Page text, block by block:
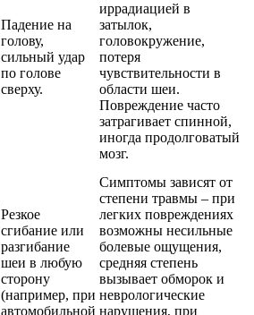
Падение на
голову,
сильный удар
по голове
сверху.
иррадиацией в
затылок,
головокружение,
потеря
чувствительности в
области шеи.
Повреждение часто
затрагивает спинной,
иногда продолговатый
мозг.
Резкое
сгибание или
разгибание
шеи в любую
сторону
(например, при
автомобильной
Симптомы зависят от
степени травмы – при
легких повреждениях
возможны несильные
болевые ощущения,
средняя степень
вызывает обморок и
неврологические
нарушения, при